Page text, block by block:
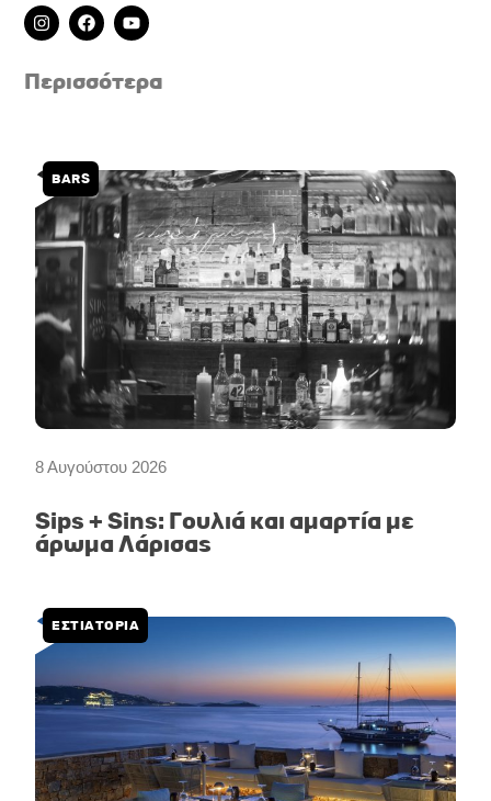
I
n
s
a
F
a
c
b
Y
o
u
u
b
Περισσότερα
8 Αυγούστου 2026
BARS
Sips + Sins: Γουλιά και αμαρτία με
άρωμα Λάρισας
ΕΣΤΙΑΤΟΡΙΑ